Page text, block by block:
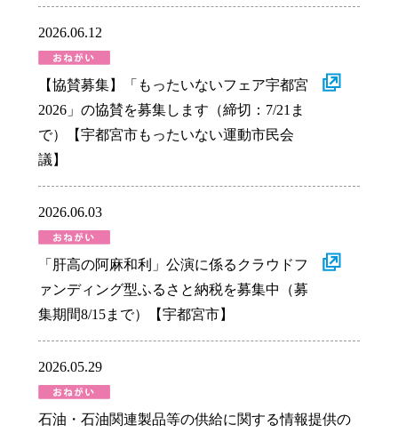
2026.06.12
【協賛募集】「もったいないフェア宇都宮
2026」の協賛を募集します（締切：7/21ま
で）【宇都宮市もったいない運動市民会
議】
2026.06.03
「肝高の阿麻和利」公演に係るクラウドフ
ァンディング型ふるさと納税を募集中（募
集期間8/15まで）【宇都宮市】
2026.05.29
石油・石油関連製品等の供給に関する情報提供の